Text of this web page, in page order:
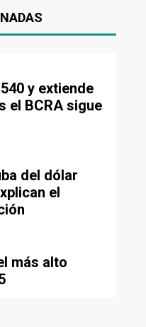
y extiende
el BCRA sigue
del dólar
el
más alto